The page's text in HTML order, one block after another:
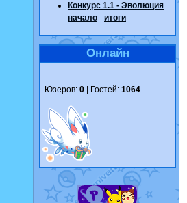
Конкурс 1.1 - Эволюция
начало - итоги
Онлайн
—
Юзеров: 0 | Гостей: 1064